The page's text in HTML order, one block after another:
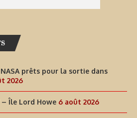
prêts pour la sortie dans
2026
Île Lord Howe 6 août 2026